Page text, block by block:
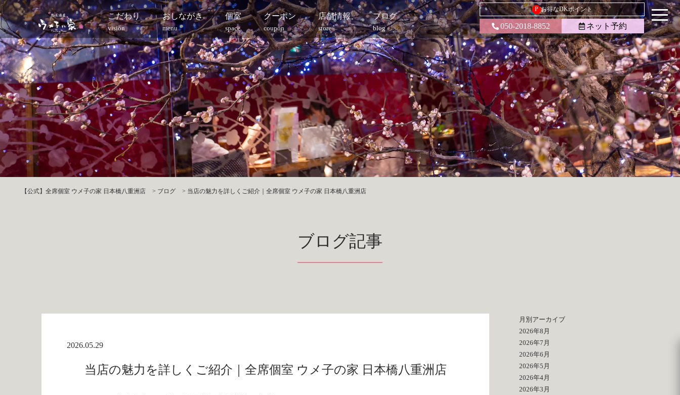
こだわり
vision
おしながき
menu
個室
space
クーポン
coupon
店舗情報
store
ブログ
blog
P お得なDKポイント
050-2018-8852 ネット予約
【公式】全席個室 ウメ子の家 日本橋八重洲店 > ブログ > 当店の魅力を詳しくご紹介｜全席個室 ウメ子の家 日本橋八重洲店
ブログ記事
2026.05.29
当店の魅力を詳しくご紹介｜全席個室 ウメ子の家 日本橋八重洲店
月別アーカイブ
2026年8月
2026年7月
2026年6月
2026年5月
2026年4月
2026年3月